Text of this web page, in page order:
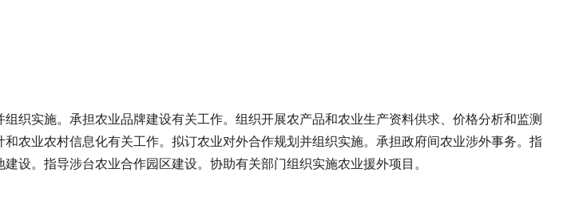
织实施。承担农业品牌建设有关工作。组织开展农产品和农业生产资料供求、价格分析和监测
农业农村信息化有关工作。拟订农业对外合作规划并组织实施。承担政府间农业涉外事务。指
设。指导涉台农业合作园区建设。协助有关部门组织实施农业援外项目。